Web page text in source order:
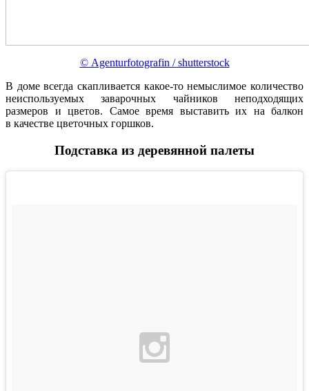
© Agenturfotografin / shutterstock
В доме всегда скапливается какое-то немыслимое количество
неиспользуемых заварочных чайников неподходящих
размеров и цветов. Самое время выставить их на балкон
в качестве цветочных горшков.
Подставка из деревянной палеты